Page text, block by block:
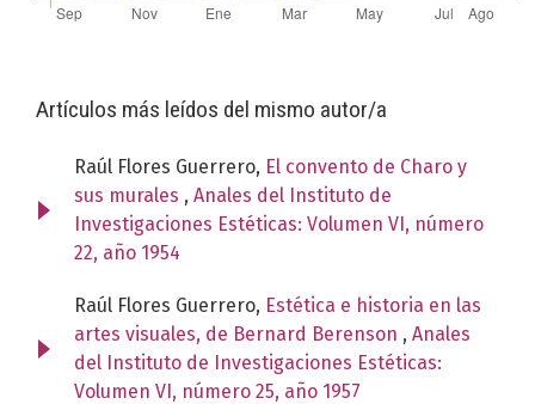
Artículos más leídos del mismo autor/a
Raúl Flores Guerrero, El convento de Charo y
sus murales , Anales del Instituto de
Investigaciones Estéticas: Volumen VI, número
22, año 1954
Raúl Flores Guerrero, Estética e historia en las
artes visuales, de Bernard Berenson , Anales
del Instituto de Investigaciones Estéticas:
Volumen VI, número 25, año 1957